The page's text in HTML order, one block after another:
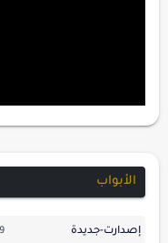
الأبواب
إصدارت-جديدة